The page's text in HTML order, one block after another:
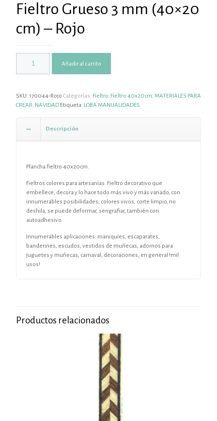
Fieltro Grueso 3 mm (40×20
cm) – Rojo
Añadir al carrito
SKU: 170044-Rojo Categorías: Fieltro, Fieltro 40x20cm, MATERIALES PARA
CREAR, NAVIDAD Etiqueta: LOBA MANUALIDADES
Descripción
Plancha fieltro 40x20cm.
Fieltros colores para artesanías. Fieltro decorativo que
embellece, decora y lo hace todo más vivo y más variado, con
innumerables posibilidades; colores vivos, corte limpio, no
deshila, se puede deformar, serigrafiar, también con
autoadhesivo.
Innumerables aplicaciones: maniquíes, escaparates,
banderines, escudos, vestidos de muñecas, adornos para
juguetes y muñecas, carnaval, decoraciones, en general !mil
usos!
Productos relacionados